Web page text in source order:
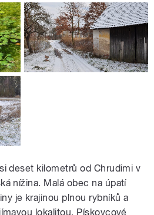
deset kilometrů od Chrudimi v
nížina. Malá obec na úpatí
je krajinou plnou rybníků a
lokalitou. Pískovcové